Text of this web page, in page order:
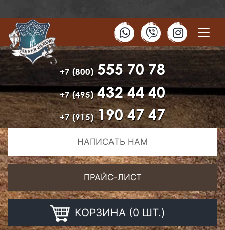
+7 (800) 555 70 78
+7 (495)432 44 40
+7 (915)190 47 47
НАПИСАТЬ НАМ
ПРАЙС-ЛИСТ
КОРЗИНА (0 ШТ.)